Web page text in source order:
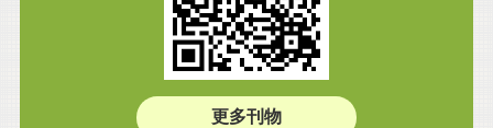
更多刊物